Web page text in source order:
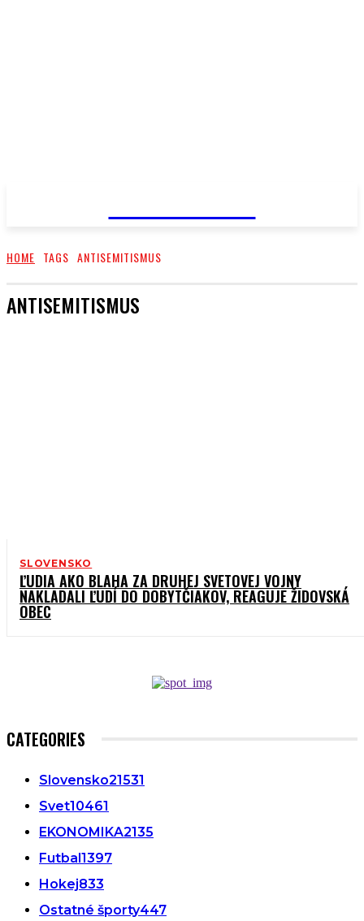
HOME TAGS ANTISEMITISMUS
ANTISEMITISMUS
SLOVENSKO
ĽUDIA AKO BLAHA ZA DRUHEJ SVETOVEJ VOJNY
NAKLADALI ĽUDÍ DO DOBYTČIAKOV, REAGUJE ŽIDOVSKÁ
OBEC
CATEGORIES
Slovensko21531
Svet10461
EKONOMIKA2135
Futbal1397
Hokej833
Ostatné športy447